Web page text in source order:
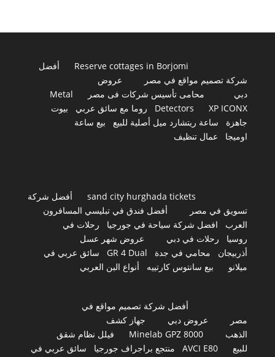
Reserve cottages in Borjomi
أفضل
شركة تصميم مواقع في مصر
عروض
دبي
محامى تأسيس شركات فى مصر
Metal
Detectors
XP ICONX روما مع سائق عربي
بيوت
جاهزة
ساعة ريتشارد ميل أصلية للبيع
بيع ساعة
اوميجا
عمال تنظيف
sand city hurghada tickets
أفضل شركة
تسويق في مصر
أفضل فندق في تبليسي المسافرون
العرب
افضل شركة سياحة في جورجيا
رحلات في
روسيا
رحلات في دبي
عروض شهر عسل
أذربيجان
محامي في جدة GR 4 Dual
سائق عربي في
ميلانو
بيع سانتوس كارتييه أنواع البن العربي
أفضل شركة تصميم مواقع في
مصر
عروض دبي
جهاز كشف
الذهب
Minelab GPZ 8000
فيلل نظام شقق
للبيع
AVCI E80 منتجع براجراف جورجيا
سائق عربي في